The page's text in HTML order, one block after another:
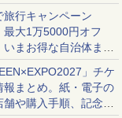
イベント目白押し！
旅行キャンペーン
最大1万5000円オフ
まお得な自治体まと
」チケ
報まとめ。紙・電子の
舗や購入手順、記念チ